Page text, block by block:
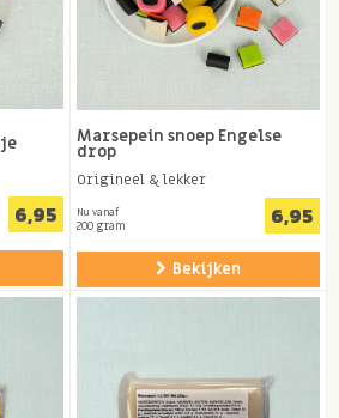
6,95
Marsepein snoep Engelse
drop
Origineel & lekker
Nu vanaf
200 gram 6,95
Bekijken